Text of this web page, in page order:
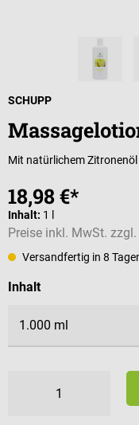
SCHUPP
Mit natürlichem
18,98 €*
Inhalt: 1 l
Preise inkl. MwSt.
Versandfertig in 8
Inhaltauswählen